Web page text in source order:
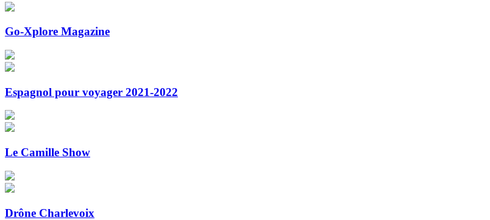
Go-Xplore Magazine
Espagnol pour voyager 2021-2022
Le Camille Show
Drône Charlevoix